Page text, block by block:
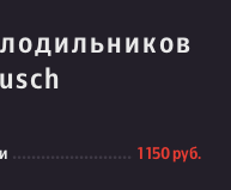
1 150 руб.